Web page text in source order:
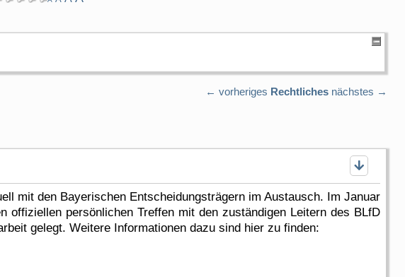
← vorheriges Rechtliches nächstes →
mit den Bayerischen Entscheidungsträgern im Austausch. Im Januar
persönlichen Treffen mit den zuständigen Leitern des BLfD
gelegt. Weitere Informationen dazu sind hier zu finden: